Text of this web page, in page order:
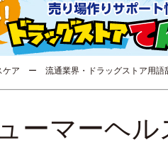
ア ー 流通業界・ドラッグストア用語
ーマーヘル